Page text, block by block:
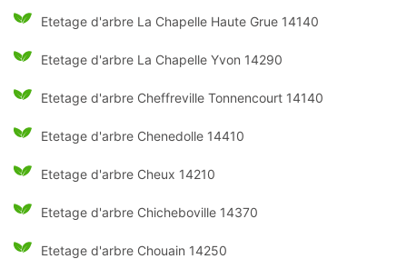
Etetage d'arbre La Chapelle Haute Grue 14140
Etetage d'arbre La Chapelle Yvon 14290
Etetage d'arbre Cheffreville Tonnencourt 14140
Etetage d'arbre Chenedolle 14410
Etetage d'arbre Cheux 14210
Etetage d'arbre Chicheboville 14370
Etetage d'arbre Chouain 14250